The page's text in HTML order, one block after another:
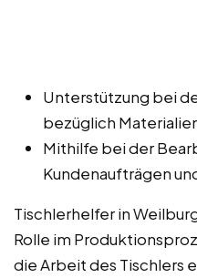
Unterstützung bei
bezüglich
Mithilfe bei der
Kundenaufträgen
Tischlerhelfer in
Rolle im
die Arbeit des Tischlers